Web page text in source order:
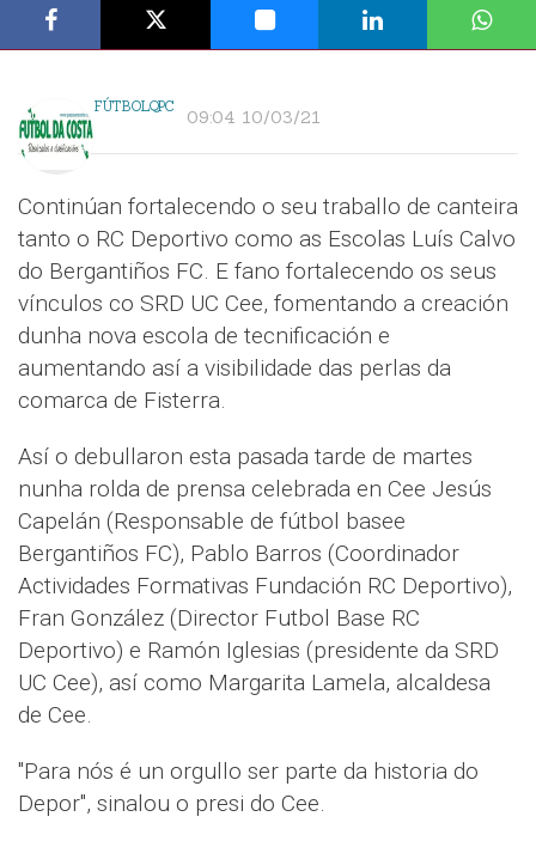
FÚTBOLQPC 09:04 10/03/21
Continúan fortalecendo o seu traballo de canteira
tanto o RC Deportivo como as Escolas Luís Calvo
do Bergantiños FC. E fano fortalecendo os seus
vínculos co SRD UC Cee, fomentando a creación
dunha nova escola de tecnificación e
aumentando así a visibilidade das perlas da
comarca de Fisterra.
Así o debullaron esta pasada tarde de martes
nunha rolda de prensa celebrada en Cee Jesús
Capelán (Responsable de fútbol basee
Bergantiños FC), Pablo Barros (Coordinador
Actividades Formativas Fundación RC Deportivo),
Fran González (Director Futbol Base RC
Deportivo) e Ramón Iglesias (presidente da SRD
UC Cee), así como Margarita Lamela, alcaldesa
de Cee.
"Para nós é un orgullo ser parte da historia do
Depor", sinalou o presi do Cee.